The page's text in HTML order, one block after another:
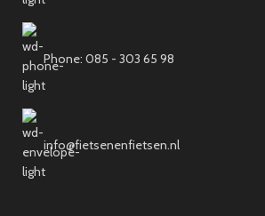
Phone: 085 - 303 65 98
info@fietsenenfietsen.nl